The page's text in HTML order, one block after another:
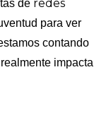
de redes
para ver
contando
impacta